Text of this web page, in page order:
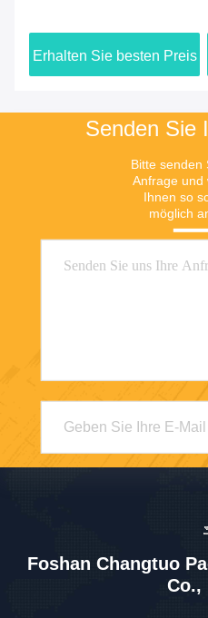
0.8Cc säubert
Erhalten Sie besten Preis
Senden Sie
Bitte senden
Anfrage und
Ihnen so
möglich
Foshan Changtuo
Co.,